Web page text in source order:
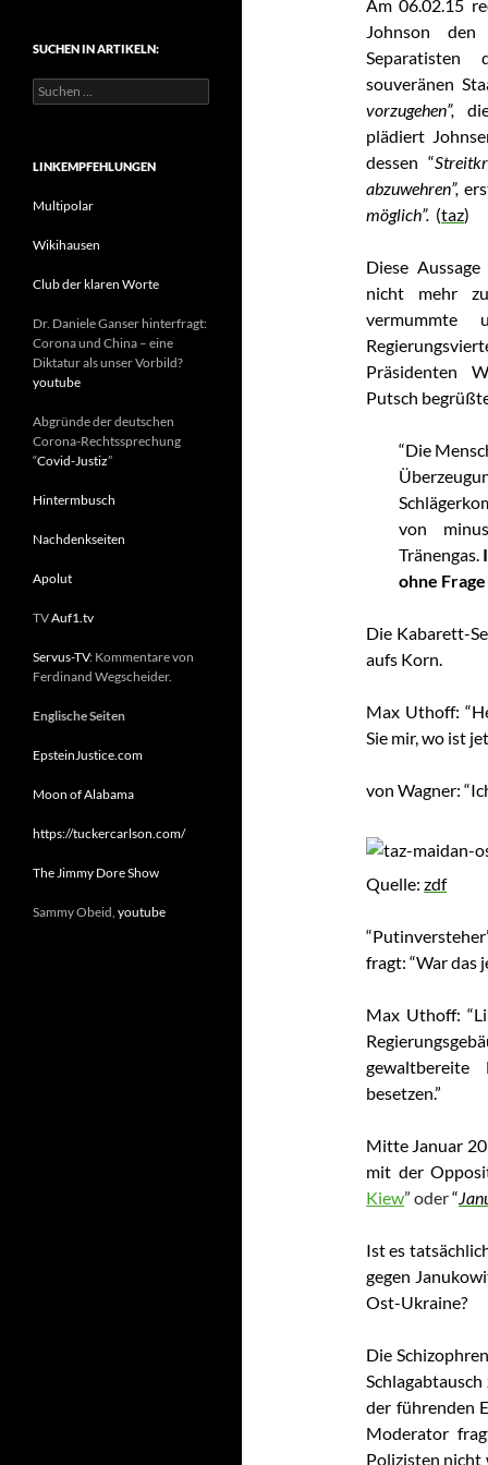
Am 06.02.15
Johnson den
souveränen
vorzugehen”,
plädiert
dessen “
abzuwehren”,
möglich”. (taz)
Diese
nicht mehr
vermummte
Präsidenten
Putsch
“Die
von
Tränengas.
ohne
Die Kabarett-
aufs Korn.
Max Uthoff:
Sie mir, wo ist
von Wagner:
Quelle: zdf
fragt: “War das
Max Uthoff:
gewaltbereite
besetzen.”
Mitte Januar
mit der
Kiew” oder“
Ist es
gegen
Ost-Ukraine?
Die
der führenden
Moderator
Polizisten nicht
g
SUCHEN IN ARTIKELN:
S
u
e
n
c
:
LINKEMPFEHLUNGEN
Multipolar
Wikihausen
Club der klaren Worte
Dr. Daniele Ganser hinterfragt:
Corona und China – eine
Diktatur als unser Vorbild?
youtube
Abgründe der deutschen
Corona-Rechtssprechung
“Covid-Justiz”
Hintermbusch
Nachdenkseiten
Apolut
TVAuf1.tv
Servus-TV: Kommentare von
Ferdinand Wegscheider.
Englische Seiten
EpsteinJustice.com
Moon of Alabama
https://tuckercarlson.com/
The Jimmy Dore Show
Sammy Obeid, youtube